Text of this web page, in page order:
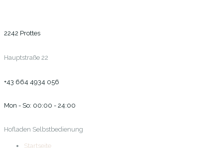
2242 Prottes
Hauptstraße 22
+43 664 4934 056
Mon - So: 00:00 - 24:00
Hofladen Selbstbedienung
Startseite